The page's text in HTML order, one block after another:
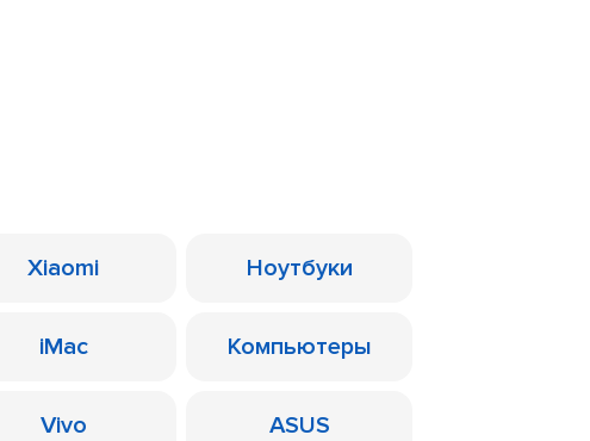
Xiaomi Ноутбуки
iMac Компьютеры
Vivo ASUS